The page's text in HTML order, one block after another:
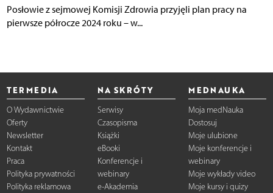
Posłowie z sejmowej Komisji Zdrowia przyjęli plan pracy na
pierwsze półrocze 2024 roku – w...
TERMEDIA
O Wydawnictwie
Oferty
Newsletter
Kontakt
Praca
Polityka prywatności
Polityka reklamowa
NA SKRÓTY
Serwisy
Czasopisma
Książki
eBooki
Konferencje i
webinary
e-Akademia
MEDNAUKA
Moja medNauka
Dostosuj
Moje ulubione
Moje konferencje i
webinary
Moje wykłady video
Moje kursy i quizy